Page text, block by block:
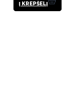
Į KREPŠELĮ